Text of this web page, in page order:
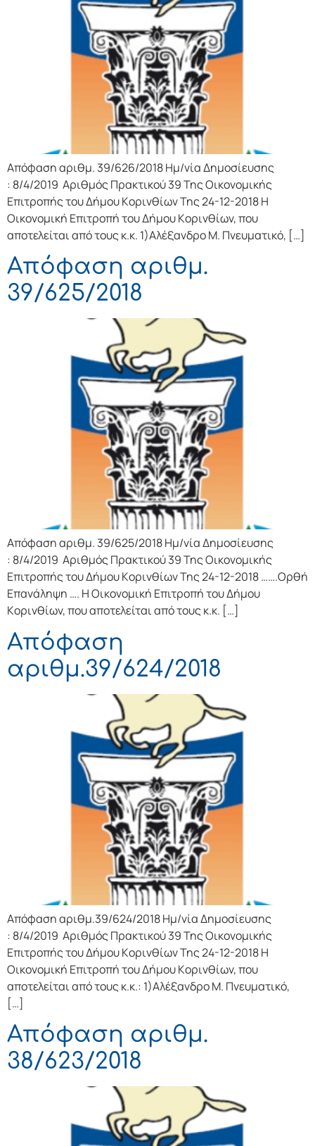
Απόφαση αριθμ. 39/626/2018 Ημ/νία Δημοσίευσης
: 8/4/2019 Αριθμός Πρακτικού 39 Της Οικονομικής
Επιτρoπής τoυ Δήμoυ Κoριvθίωv Της 24-12-2018 Η
Οικονομική Επιτρoπή τoυ Δήμoυ Κoριvθίωv, πoυ
απoτελείται από τoυς κ.κ. 1)Αλέξανδρο Μ. Πνευματικό, […]
Απόφαση αριθμ.
39/625/2018
Απόφαση αριθμ. 39/625/2018 Ημ/νία Δημοσίευσης
: 8/4/2019 Αριθμός Πρακτικού 39 Της Οικονομικής
Επιτρoπής τoυ Δήμoυ Κoριvθίωv Της 24-12-2018 …….Ορθή
Επανάληψη …. Η Οικονομική Επιτρoπή τoυ Δήμoυ
Κoριvθίωv, πoυ απoτελείται από τoυς κ.κ. […]
Απόφαση
αριθμ.39/624/2018
Απόφαση αριθμ.39/624/2018 Ημ/νία Δημοσίευσης
: 8/4/2019 Αριθμός Πρακτικού 39 Της Οικονομικής
Επιτρoπής τoυ Δήμoυ Κoριvθίωv Της 24-12-2018 Η
Οικονομική Επιτρoπή τoυ Δήμoυ Κoριvθίωv, πoυ
απoτελείται από τoυς κ.κ.: 1)Αλέξανδρο Μ. Πνευματικό,
[…]
Απόφαση αριθμ.
38/623/2018